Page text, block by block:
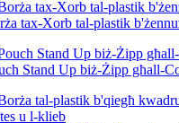
tax-Xorb tal-plastik
Stand Up biż-Żipp għall-